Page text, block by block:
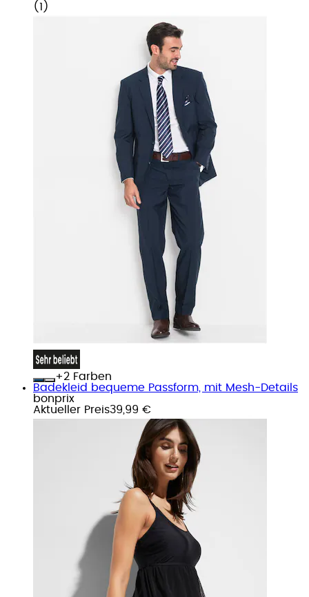
( 1 )
+
Farben
Badekleid bequeme Passform, mit Mesh-Details
bonprix
Aktueller Preis39,99 €